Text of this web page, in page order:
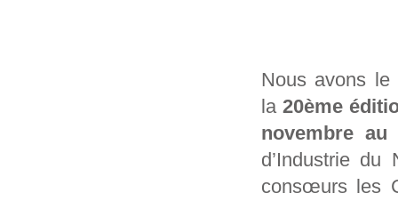
Nous avons le
la 20ème
novembre au
d’Industrie du
consœurs les